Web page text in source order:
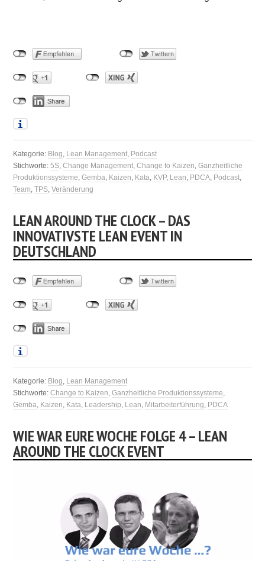
Kategorie: Blog Lean Management Podcast
Stichworte:5S ,Change Management ,Change to Kaizen ,Ganzheitliche
Produktionssysteme ,Gemba Kaizen Kata KVP, Lean PDCA Podcast
Team ,TPS ,Veränderung
LEAN AROUND THE CLOCK – DAS
INNOVATIVSTE LEAN EVENT IN
DEUTSCHLAND
Kategorie: Blog Lean Management
Stichworte:Change to Kaizen ,Ganzheitliche Produktionssysteme
Gemba Kaizen Kata Leadership Lean Mitarbeiterführung PDCA
WIE WAR EURE WOCHE FOLGE 4 – LEAN
AROUND THE CLOCK EVENT